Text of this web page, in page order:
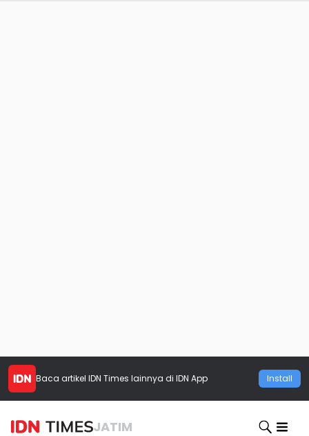
Baca artikel IDN Times lainnya di IDN App Install
JATIM